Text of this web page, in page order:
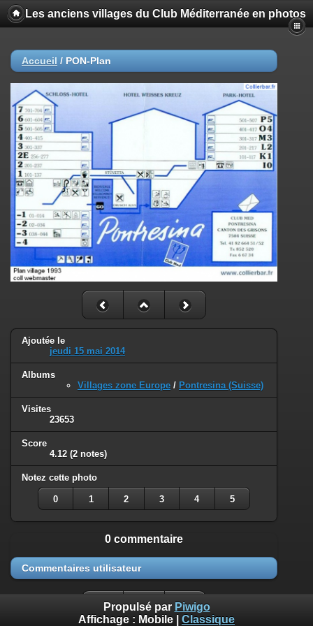
Les anciens villages du Club Méditerranée en photos
Accueil / PON-Plan
Ajoutée le
jeudi 15 mai 2014
Albums
Villages zone Europe / Pontresina (Suisse)
Visites
23653
Score
4.12 (2 notes)
Notez cette photo
0 1 2 3 4 5
0 commentaire
Commentaires utilisateur
Propulsé par Piwigo
Affichage : Mobile Classique